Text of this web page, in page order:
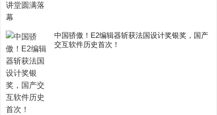
中国骄傲！E2编辑器斩获法国设计奖银奖，国产
交互软件历史首次！